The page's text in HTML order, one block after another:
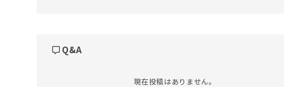
Q&A
現在投稿はありません。